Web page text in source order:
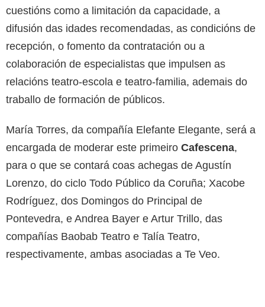
cuestións como a limitación da capacidade, a
difusión das idades recomendadas, as condicións de
recepción, o fomento da contratación ou a
colaboración de especialistas que impulsen as
relacións teatro-escola e teatro-familia, ademais do
traballo de formación de públicos.
María Torres, da compañía Elefante Elegante, será a
encargada de moderar este primeiro Cafescena,
para o que se contará coas achegas de Agustín
Lorenzo, do ciclo Todo Público da Coruña; Xacobe
Rodríguez, dos Domingos do Principal de
Pontevedra, e Andrea Bayer e Artur Trillo, das
compañías Baobab Teatro e Talía Teatro,
respectivamente, ambas asociadas a Te Veo.